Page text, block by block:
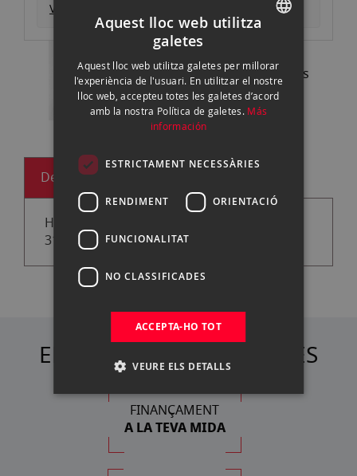
Ver descripción producto
Pregunta a nuestros expertos
93 302 73 63 |Contactar
Descripción
HAHNEMUHLE BOBINA PHOTO RAG SATIN
310G 61CM X 12MTS
ELS NOSTRES AVANTATGES
FINANÇAMENT
A LA TEVA MIDA
ENGLISH
CATALAN
Aquest lloc web utilitza
galetes
Aquest lloc web utilitza galetes per millorar
l'experiència de l'usuari. En utilitzar el nostre
lloc web, accepteu totes les galetes d’acord
amb la nostra Política de galetes. Más
información
ESTRICTAMENT NECESSÀRIES
RENDIMENT ORIENTACIÓ
FUNCIONALITAT
NO CLASSIFICADES
ACCEPTA-HO TOT
VEURE ELS DETALLS